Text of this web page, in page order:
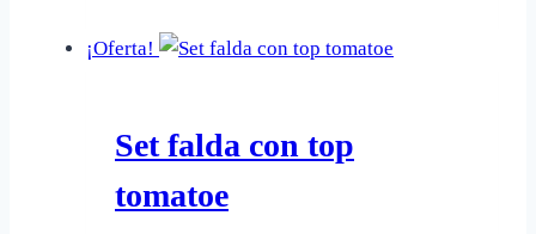
la
producto
era:
tiene
Las
opciones
¡Oferta!
Set falda con top
tomatoe